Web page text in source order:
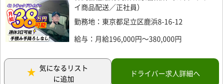
イ商品配送／正社員）
勤務地：東京都足立区鹿浜8-16-12
給与：月給196,000円～380,000円
気になるリスト
に追加
ドライバー求人詳細へ